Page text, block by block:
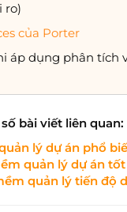
ro)
của Porter
áp dụng phân tích
bài viết liên quan:
lý dự án phổ
quản lý dự án
quản lý tiến độ